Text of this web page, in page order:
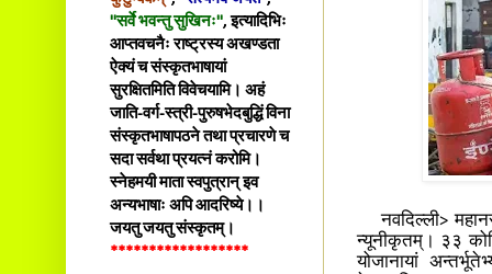
नवदिल्ली>
न्यूनीकृतम्। ३३
योजानायां
"सर्वे भवन्तु सुखिनः", इत्यादिभिः
आप्तवचनैः राष्ट्रस्य अखण्डता
ऐक्यं च संस्कृतभाषायां
सुरक्षितमिति विवेचयामि। अहं
जाति-वर्ग-स्त्री-पुरुषभेदबुद्धिं विना
संस्कृतभाषापठने तथा प्रचारणे च
सदा सर्वथा प्रयत्नं करोमि।
स्नेहमयी माता स्वपुत्रान् इव
अन्यभाषाः अपि आदरिष्ये।।
जयतु जयतु संस्कृतम्।
******************